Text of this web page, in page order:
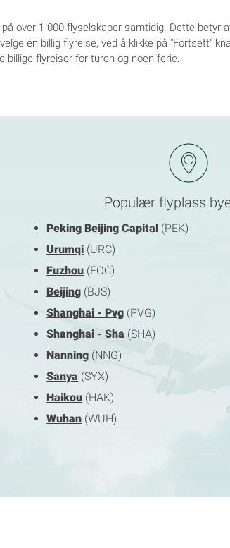
over 1 000 flyselskaper samtidig. Dette betyr
en billig flyreise, ved å klikke på "Fortsett"
billige flyreiser for turen og noen ferie.
Populær flyplass
Peking Beijing Capital (PEK)
Urumqi (URC)
Fuzhou (FOC)
Beijing (BJS)
Shanghai - Pvg (PVG)
Shanghai - Sha (SHA)
Nanning (NNG)
Sanya (SYX)
Haikou (HAK)
Wuhan (WUH)